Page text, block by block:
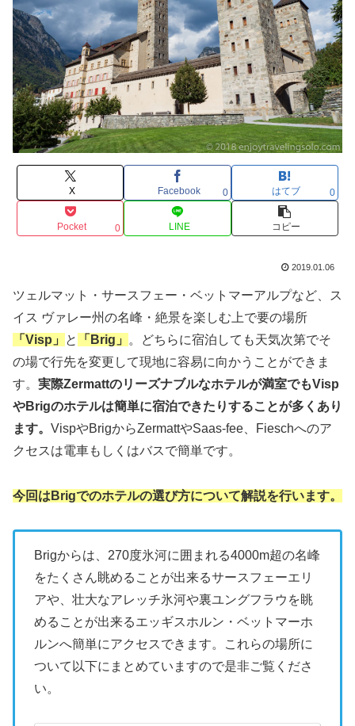
X Facebook 0 はてブ 0
Pocket 0 LINE コピー
2019.01.06
ツェルマット・サースフェー・ベットマーアルプなど、ス
イス ヴァレー州の名峰・絶景を楽しむ上で要の場所
「Visp」
と 「Brig」
。どちらに宿泊しても天気次第でそ
の場で行先を変更して現地に容易に向かうことができま
す。 実際Zermattのリーズナブルなホテルが満室でもVisp
やBrigのホテルは簡単に宿泊できたりすることが多くあり
ます。 VispやBrigからZermattやSaas-fee、Fieschへのア
クセスは電車もしくはバスで簡単です。
今回はBrigでのホテルの選び方について解説を行います。
Brigからは、270度氷河に囲まれる4000m超の名峰
をたくさん眺めることが出来るサースフェーエリ
アや、壮大なアレッチ氷河や裏ユングフラウを眺
めることが出来るエッギスホルン・ベットマーホ
ルンへ簡単にアクセスできます。これらの場所に
ついて以下にまとめていますので是非ご覧くださ
い。